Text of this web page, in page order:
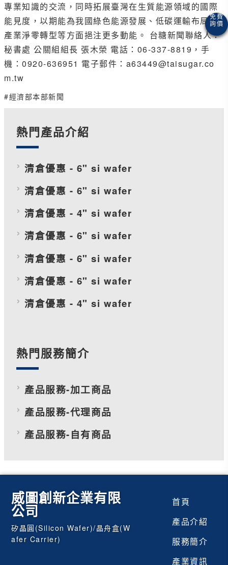
專業知識的交流，同時拓展臺灣在生質能源領域的國際
能見度，以期能為我國綠色能源發展、低碳運輸布局及
產業淨零轉型等方面挹注更多動能。 台糖新聞聯絡人：
秘書處 公關組組長 張木榮 電話：06-337-8819，手
機：0920-636951 電子郵件：a63449@taisugar.co
m.tw
#經濟部本部新聞
熱門產品介紹
清倉優惠 - 6" si wafer
清倉優惠 - 6" si wafer
清倉優惠 - 4" si wafer
清倉優惠 - 6" si wafer
清倉優惠 - 6" si wafer
清倉優惠 - 6" si wafer
清倉優惠 - 4" si wafer
熱門服務簡介
產品服務-加工商品
產品服務-代理商品
產品服務-自有商品
威圖創新企業有限
公司
矽晶圓(Silicon Wafer)/晶舟盒(W
afer Carrier)
首頁
產品介紹
服務簡介
產業資訊